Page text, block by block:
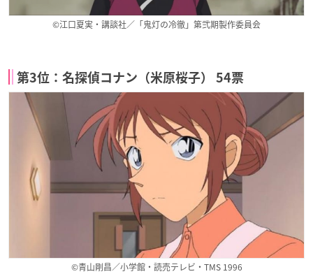
©江口夏実・講談社／「鬼灯の冷徹」第弐期製作委員会
第3位：名探偵コナン（米原桜子） 54票
©青山剛昌／小学館・読売テレビ・TMS 1996